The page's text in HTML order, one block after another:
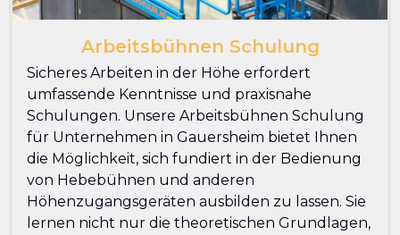
Arbeitsbühnen Schulung
Sicheres Arbeiten in der Höhe erfordert
umfassende Kenntnisse und praxisnahe
Schulungen. Unsere Arbeitsbühnen Schulung
für Unternehmen in Gauersheim bietet Ihnen
die Möglichkeit, sich fundiert in der Bedienung
von Hebebühnen und anderen
Höhenzugangsgeräten ausbilden zu lassen. Sie
lernen nicht nur die theoretischen Grundlagen,